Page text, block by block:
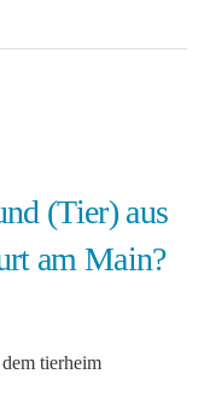
(Tier) aus
am Main?